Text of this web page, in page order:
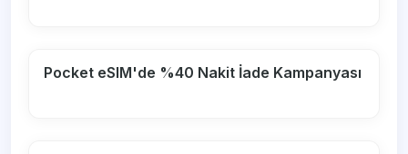
Pocket eSIM'de %40 Nakit İade Kampanyası